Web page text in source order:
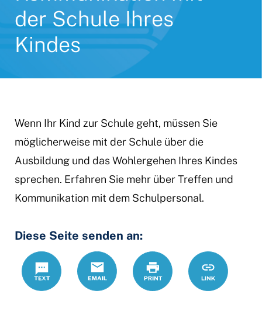
der Schule Ihres
Kindes
Wenn Ihr Kind zur Schule geht, müssen Sie
möglicherweise mit der Schule über die
Ausbildung und das Wohlergehen Ihres Kindes
sprechen. Erfahren Sie mehr über Treffen und
Kommunikation mit dem Schulpersonal.
Diese Seite senden an:
Text
Email Print https://
Link